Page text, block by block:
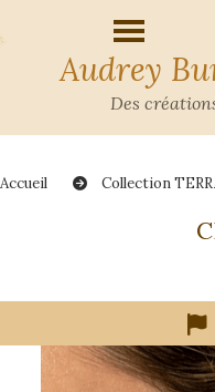
Audrey
Des
Accueil Collection